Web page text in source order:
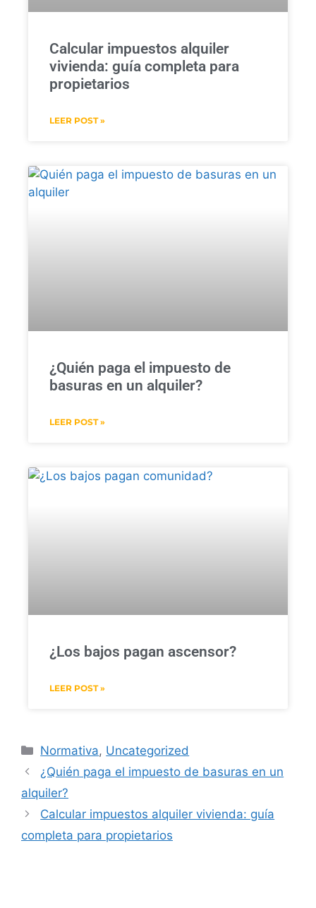
Calcular impuestos alquiler
vivienda: guía completa para
propietarios
LEER POST »
¿Quién paga el impuesto de
basuras en un alquiler?
LEER POST »
¿Los bajos pagan ascensor?
LEER POST »
Normativa, Uncategorized
¿Quién paga el impuesto de basuras en un
alquiler?
Calcular impuestos alquiler vivienda: guía
completa para propietarios